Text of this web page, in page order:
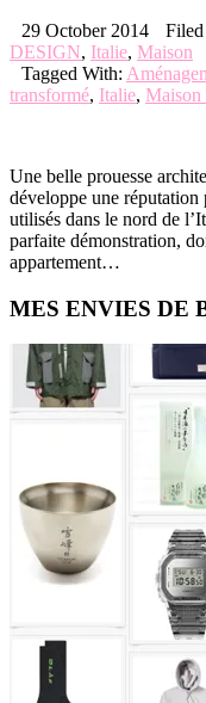
29 October 2014
DESIGN, Italie, Maison
Tagged With:
transformé, Italie, Maison
Une belle prouesse
développe une réputation
utilisés dans le nord de
parfaite démonstration,
appartement…
Primary
Sidebar
MES ENVIES DE